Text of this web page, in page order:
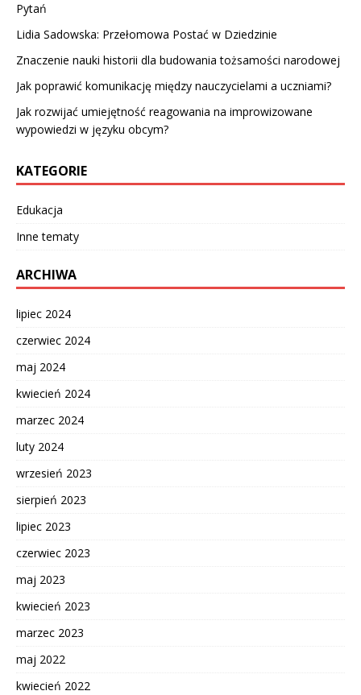
Pytań
Lidia Sadowska: Przełomowa Postać w Dziedzinie
Znaczenie nauki historii dla budowania tożsamości narodowej
Jak poprawić komunikację między nauczycielami a uczniami?
Jak rozwijać umiejętność reagowania na improwizowane
wypowiedzi w języku obcym?
KATEGORIE
Edukacja
Inne tematy
ARCHIWA
lipiec 2024
czerwiec 2024
maj 2024
kwiecień 2024
marzec 2024
luty 2024
wrzesień 2023
sierpień 2023
lipiec 2023
czerwiec 2023
maj 2023
kwiecień 2023
marzec 2023
maj 2022
kwiecień 2022